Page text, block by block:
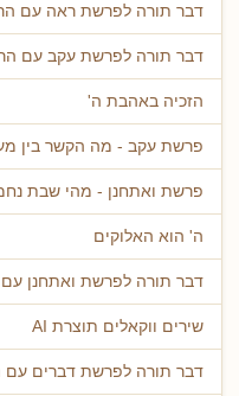
דבר תורה לפרשת ראה עם
דבר תורה לפרשת עקב עם
הזכיה באהבת ה'
פרשת עקב - מה הקשר בין
פרשת ואתחנן - מהי שבת
ה' הוא האלוקים
דבר תורה לפרשת ואתחנן עם
שירים ווקאלים תוצרת AI
דבר תורה לפרשת דברים עם